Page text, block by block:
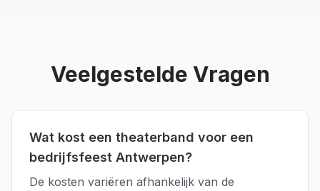
Veelgestelde Vragen
Wat kost een theaterband voor een
bedrijfsfeest Antwerpen?
De kosten variëren afhankelijk van de